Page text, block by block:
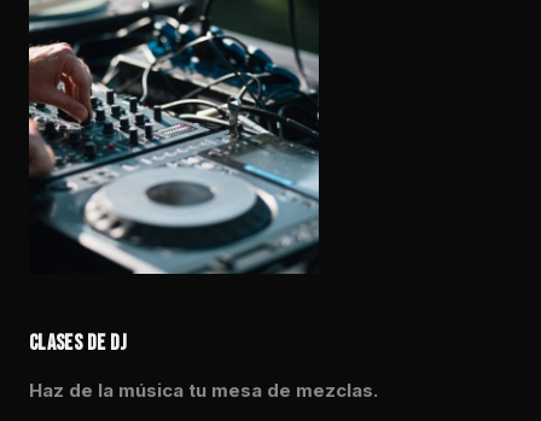
CLASES DE DJ
Haz de la música tu mesa de mezclas.